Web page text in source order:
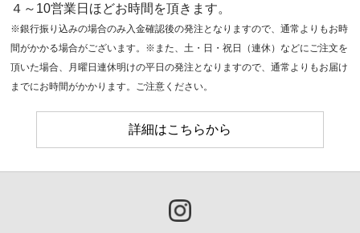
４～10営業日ほどお時間を頂きます。
※銀行振り込みの場合のみ入金確認後の発注となりますので、通常よりもお時
間がかかる場合がございます。※また、土・日・祝日（連休）などにご注文を
頂いた場合、月曜日連休明けの平日の発注となりますので、通常よりもお届け
までにお時間がかかります。ご注意ください。
詳細はこちらから